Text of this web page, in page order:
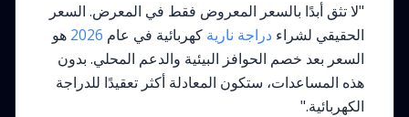
"لا تثق أبدًا بالسعر المعروض فقط في المعرض. السعر
الحقيقي لشراء دراجة نارية كهربائية في عام 2026 هو
السعر بعد خصم الحوافز البيئية والدعم المحلي. بدون
هذه المساعدات، ستكون المعادلة أكثر تعقيدًا للدراجة
الكهربائية."